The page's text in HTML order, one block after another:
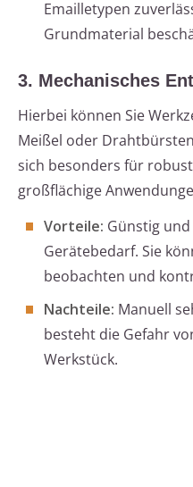
Emailletypen
Grundmaterial
3. Mechanisches
Hierbei können Sie
Meißel oder
sich besonders für
großflächige
Vorteile: Günstig
Gerätebedarf. Sie
beobachten und
Nachteile: Manuell
besteht die Gefahr
Werkstück.